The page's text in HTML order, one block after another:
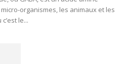
organismes, les animaux et les
le...